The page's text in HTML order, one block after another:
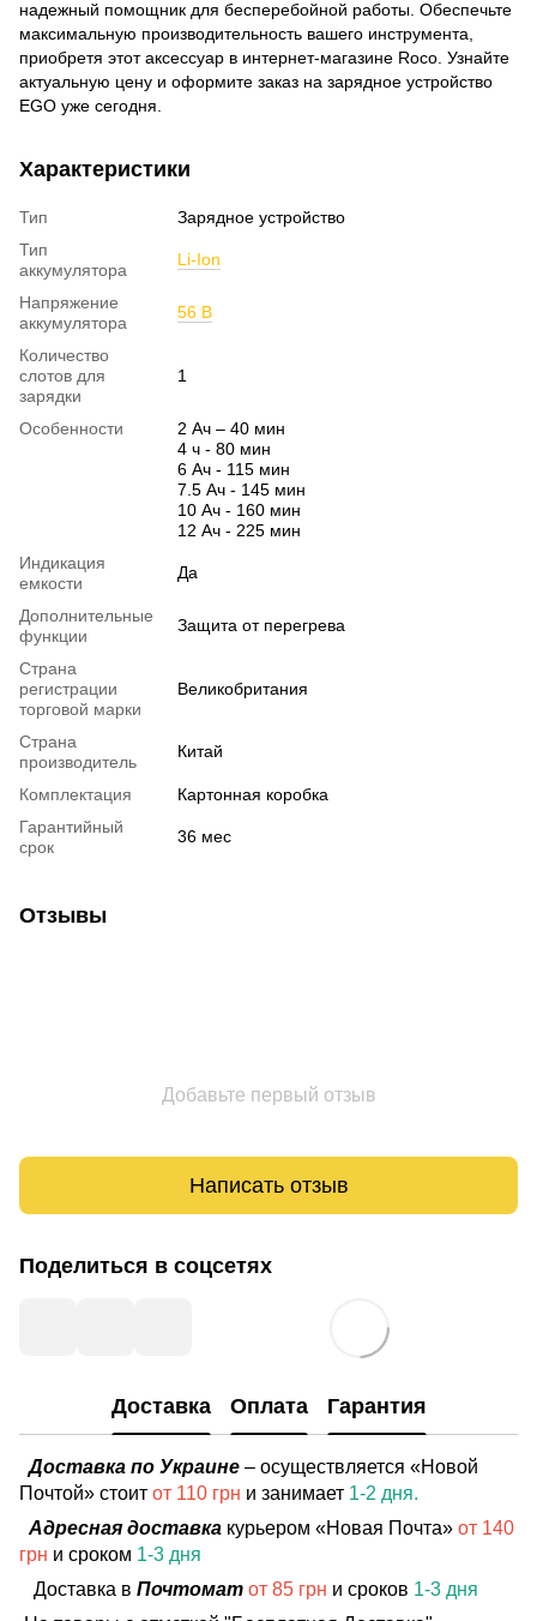
надежный помощник для бесперебойной работы. Обеспечьте
максимальную производительность вашего инструмента,
приобретя этот аксессуар в интернет-магазине Roco. Узнайте
актуальную цену и оформите заказ на зарядное устройство
EGO уже сегодня.
Характеристики
Тип
Зарядное устройство
Тип
аккумулятора
Li-Ion
Напряжение
аккумулятора
56 В
Количество
слотов для
зарядки
1
Особенности
2 Ач – 40 мин
4 ч - 80 мин
6 Ач - 115 мин
7.5 Ач - 145 мин
10 Ач - 160 мин
12 Ач - 225 мин
Индикация
емкости
Да
Дополнительные
функции
Защита от перегрева
Страна
регистрации
торговой марки
Великобритания
Страна
производитель
Китай
Комплектация
Картонная коробка
Гарантийный
срок
36 мес
Отзывы
Добавьте первый отзыв
Написать отзыв
Поделиться в соцсетях
Доставка Оплата Гарантия
Доставка по Украине – осуществляется «Новой
Почтой» стоит от 110 грн и занимает 1-2 дня.
Адресная доставка курьером «Новая Почта» от 140
грн и сроком 1-3 дня
Доставка в Почтомат от 85 грн и сроков 1-3 дня